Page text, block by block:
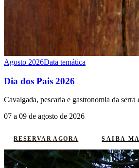
Agosto 2026Data temática
Dia dos Pais 2026
Cavalgada, pescaria e gastronomia da
07 a 09 de agosto de 2026
RESERVAR AGORA SAIBA